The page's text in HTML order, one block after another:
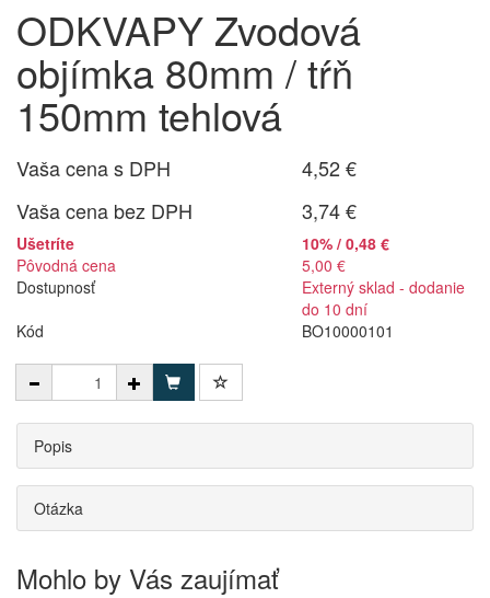
ODKVAPY Zvodová
objímka 80mm / tŕň
150mm tehlová
Vaša cena s DPH
4,52 €
Vaša cena bez DPH
3,74 €
Ušetríte
10% / 0,48 €
Pôvodná cena
5,00 €
Dostupnosť
Externý sklad - dodanie
do 10 dní
Kód
BO10000101
Popis
Otázka
Mohlo by Vás zaujímať